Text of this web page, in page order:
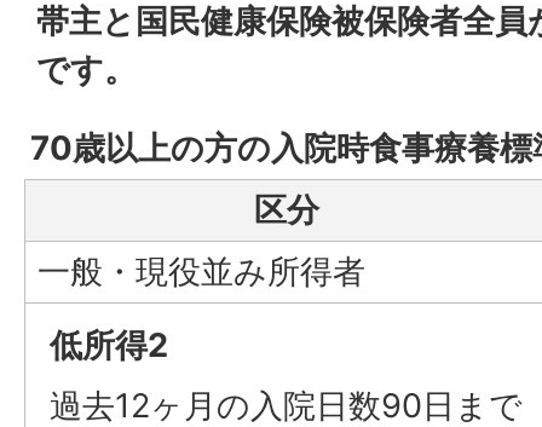
帯主と国民健康保険被保険者全
です。
70歳以上の方の入院時食事療養標
区分
一般・現役並み所得者
低所得2
過去12ヶ月の入院日数90日まで